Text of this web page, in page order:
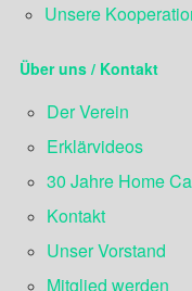
Unsere
Über uns / Kontakt
Der Verein
Erklärvideos
30 Jahre Home
Kontakt
Unser Vorstand
Mitglied werden